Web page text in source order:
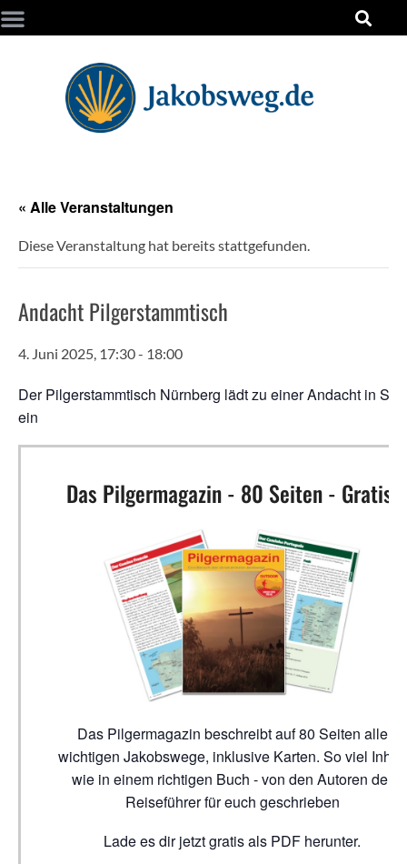
« Alle Veranstaltungen
Diese Veranstaltung hat bereits stattgefunden.
Andacht Pilgerstammtisch
4. Juni 2025, 17:30- 18:00
Der Pilgerstammtisch Nürnberg lädt zu einer Andacht in St.
ein
Das Pilgermagazin - 80 Seiten - Gratis!
Das Pilgermagazin beschreibt auf 80 Seiten alle
wichtigen Jakobswege, inklusive Karten. So viel Inhalt
wie in einem richtigen Buch - von den Autoren der
Reiseführer für euch geschrieben
Lade es dir jetzt gratis als PDF herunter.